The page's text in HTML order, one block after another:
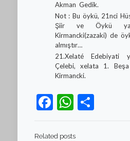
Akman Gedik.
Not : Bu öykü, 21nci
Şiir ve Öykü
Kirmancki(zazaki) de
almıştır…
21.Xelaté Edebiyati
Çelebi, xelata 1.
Kirmancki.
FacebookTeilen
Related posts